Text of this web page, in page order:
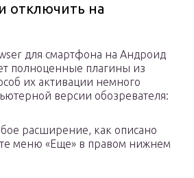
отключить на
для смартфона на Андроид
полноценные плагины из
их активации немного
версии обозревателя:
расширение, как описано
меню «Еще» в правом нижнем